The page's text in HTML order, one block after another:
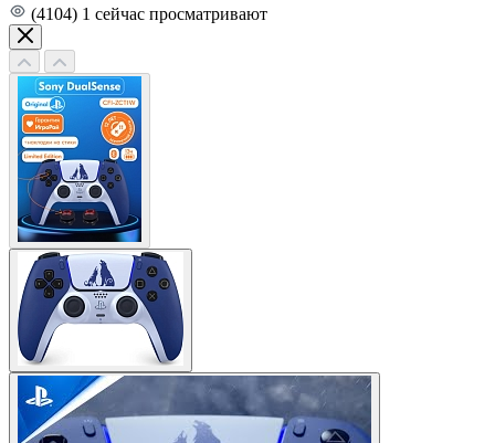
(4104) 1 сейчас просматривают